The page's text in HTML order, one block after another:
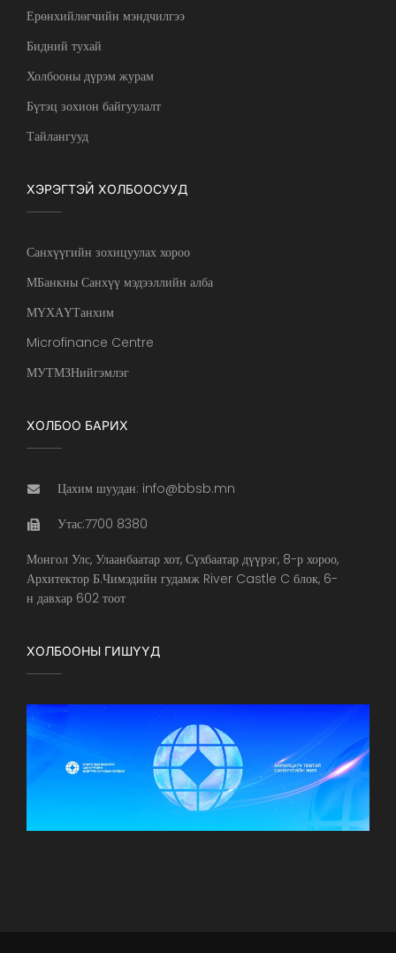
Ерөнхийлөгчийн мэндчилгээ
Бидний тухай
Холбооны дүрэм журам
Бүтэц зохион байгуулалт
Тайлангууд
ХЭРЭГТЭЙ ХОЛБООСУУД
Санхүүгийн зохицуулах хороо
МБанкны Санхүү мэдээллийн алба
МҮХАҮТанхим
Microfinance Centre
МУТМЗНийгэмлэг
ХОЛБОО БАРИХ
Цахим шуудан: info@bbsb.mn
Утас:7700 8380
Монгол Улс, Улаанбаатар хот, Сүхбаатар дүүрэг, 8-р хороо,
Архитектор Б.Чимэдийн гудамж River Castle C блок, 6-
н давхар 602 тоот
ХОЛБООНЫ ГИШҮҮД